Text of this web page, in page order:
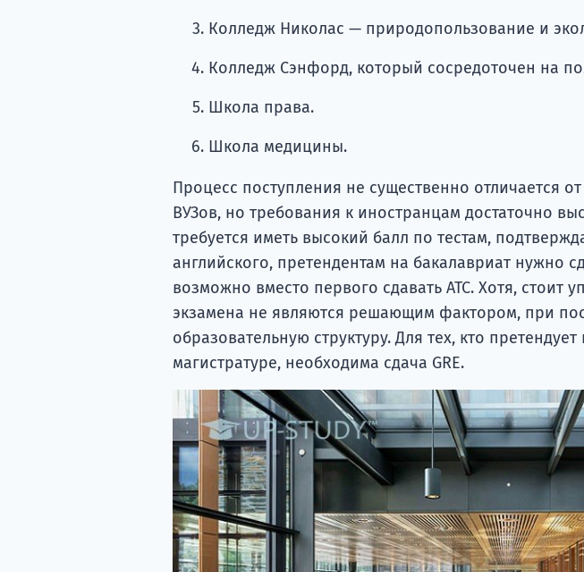
Колледж Николас — природопользование и
Колледж Сэнфорд, который сосредоточен на
Школа права.
Школа медицины.
Процесс поступления не существенно отличается
ВУЗов, но требования к иностранцам достаточно
требуется иметь высокий балл по тестам,
английского, претендентам на бакалавриат нужно
возможно вместо первого сдавать АТС. Хотя, стоит
экзамена не являются решающим фактором, при
образовательную структуру. Для тех, кто
магистратуре, необходима сдача GRE.